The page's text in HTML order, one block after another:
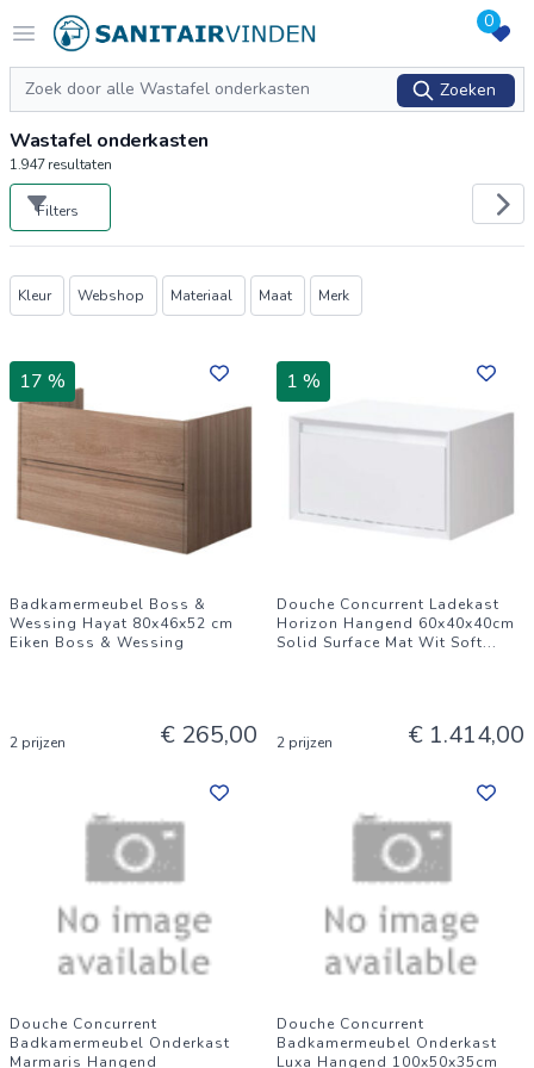
Open menu
Logo sanitairvinden.nl 0
Zoeken
Zoeken
Wastafel onderkasten
1.947resultaten
Filters
Producten
Kleur Webshop Materiaal Maat Merk
17 %
Badkamermeubel Boss &
Wessing Hayat 80x46x52 cm
Eiken Boss & Wessing
2 prijzen € 265,00
1 %
Douche Concurrent Ladekast
Horizon Hangend 60x40x40cm
Solid Surface Mat Wit Soft...
2 prijzen € 1.414,00
Douche Concurrent
Badkamermeubel Onderkast
Marmaris Hangend
Douche Concurrent
Badkamermeubel Onderkast
Luxa Hangend 100x50x35cm